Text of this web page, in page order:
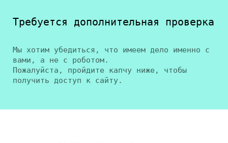
Требуется дополнительная проверка
Мы хотим убедиться, что имеем дело именно с
вами, а не с роботом.
Пожалуйста, пройдите капчу ниже, чтобы
получить доступ к сайту.